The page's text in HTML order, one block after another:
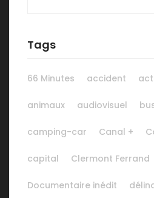
Tags
66 Minutes accident
animaux audiovisuel
camping-car Canal +
capital Clermont Ferrand
Documentaire inédit